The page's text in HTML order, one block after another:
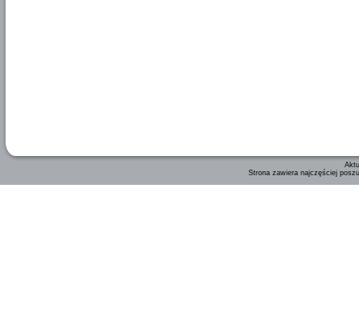
Strona zawiera najczęściej